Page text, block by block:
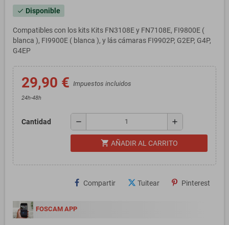
check Disponible
Compatibles con los kits Kits FN3108E y FN7108E, FI9800E (
blanca ), FI9900E ( blanca ), y lás cámaras FI9902P, G2EP, G4P,
G4EP
29,90 € Impuestos incluidos
24h-48h
Cantidad remove add
shopping_cart AÑADIR AL CARRITO
Compartir Tuitear Pinterest
FOSCAM APP